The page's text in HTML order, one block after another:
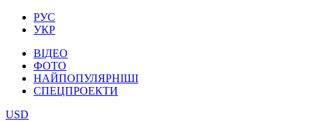
РУС
УКР
ВІДЕО
ФОТО
НАЙПОПУЛЯРНІШІ
СПЕЦПРОЕКТИ
USD